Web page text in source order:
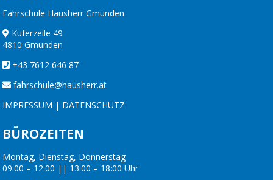
Fahrschule Hausherr Gmunden
Kuferzeile 49
4810 Gmunden
+43 7612 646 87
fahrschule@hausherr.at
IMPRESSUM | DATENSCHUTZ
BÜROZEITEN
Montag, Dienstag, Donnerstag
09:00 – 12:00 || 13:00 – 18:00 Uhr